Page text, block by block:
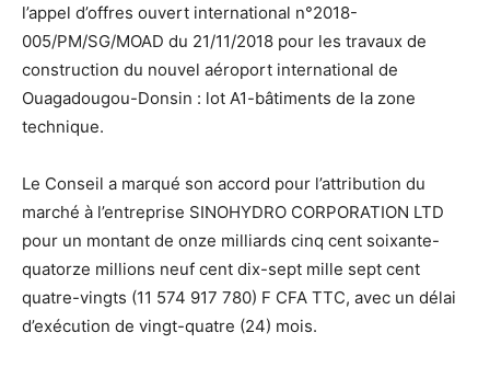
l’appel d’offres ouvert international n°2018-
005/PM/SG/MOAD du 21/11/2018 pour les travaux de
construction du nouvel aéroport international de
Ouagadougou-Donsin : lot A1-bâtiments de la zone
technique.
Le Conseil a marqué son accord pour l’attribution du
marché à l’entreprise SINOHYDRO CORPORATION LTD
pour un montant de onze milliards cinq cent soixante-
quatorze millions neuf cent dix-sept mille sept cent
quatre-vingts (11 574 917 780) F CFA TTC, avec un délai
d’exécution de vingt-quatre (24) mois.